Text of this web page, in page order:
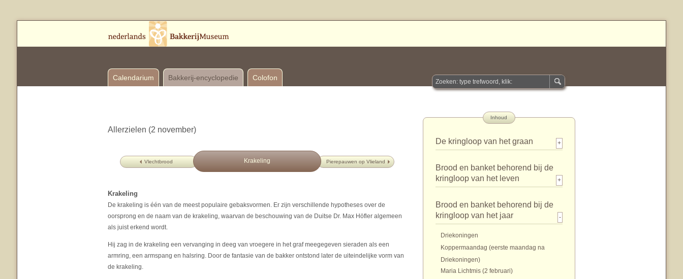
Calendarium Bakkerij-encyclopedie Colofon
Allerzielen (2 november)
Vlechtbrood Pierepauwen op Vlieland
Krakeling
Krakeling
De krakeling is één van de meest populaire gebaksvormen. Er zijn verschillende hypotheses over de
oorsprong en de naam van de krakeling, waarvan de beschouwing van de Duitse Dr. Max Höfler algemeen
als juist erkend wordt.
Hij zag in de krakeling een vervanging in deeg van vroegere in het graf meegegeven sieraden als een
armring, een armspang en halsring. Door de fantasie van de bakker ontstond later de uiteindelijke vorm van
de krakeling.
Inhoud
De kringloop van het graan +
Brood en banket behorend bij de
kringloop van het leven
+
Brood en banket behorend bij de
kringloop van het jaar
-
Driekoningen
Koppermaandag (eerste maandag na
Driekoningen)
Maria Lichtmis (2 februari)